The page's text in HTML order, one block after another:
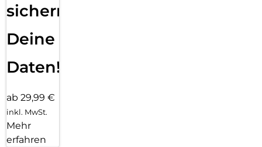
sichern
Deine
Daten!
ab 29,99 €
inkl. MwSt.
Mehr
erfahren